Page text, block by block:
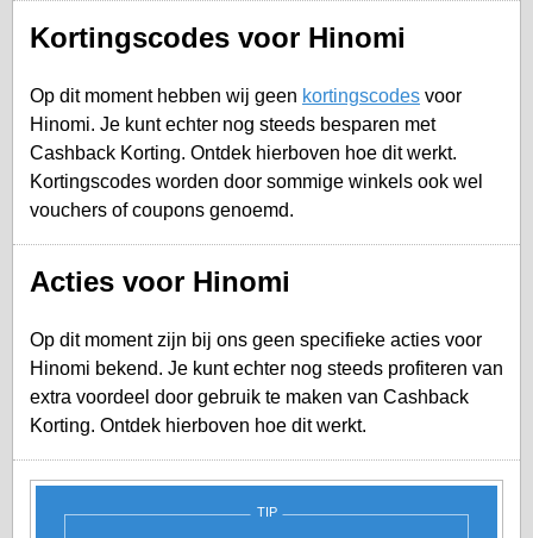
Kortingscodes voor Hinomi
Op dit moment hebben wij geen kortingscodes voor
Hinomi. Je kunt echter nog steeds besparen met
Cashback Korting. Ontdek hierboven hoe dit werkt.
Kortingscodes worden door sommige winkels ook wel
vouchers of coupons genoemd.
Acties voor Hinomi
Op dit moment zijn bij ons geen specifieke acties voor
Hinomi bekend. Je kunt echter nog steeds profiteren van
extra voordeel door gebruik te maken van Cashback
Korting. Ontdek hierboven hoe dit werkt.
TIP